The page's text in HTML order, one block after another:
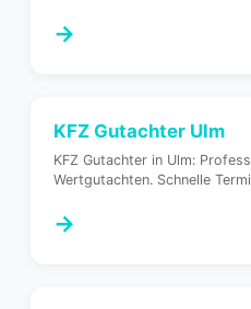
→
KFZ Gutachter Ulm
KFZ Gutachter in Ulm:
Wertgutachten. Schnelle
→